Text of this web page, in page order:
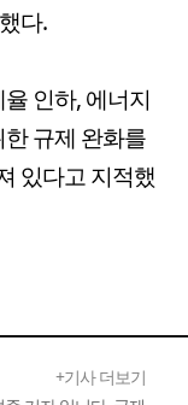
다.
인하, 에너지
규제 완화를
있다고 지적했
+기사 더보기